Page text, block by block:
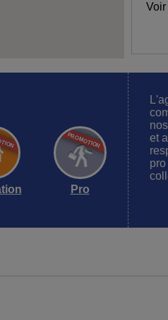
Pro
et